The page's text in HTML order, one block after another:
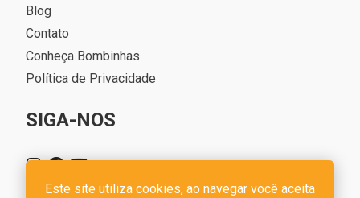
Blog
Contato
Conheça Bombinhas
Política de Privacidade
SIGA-NOS
Este site utiliza cookies, ao navegar você aceita